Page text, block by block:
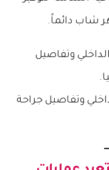
شاب دائماً.
وتفاصيل جراحة